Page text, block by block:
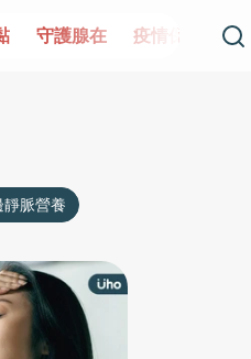
守護腺在 疫情保衛戰
脈營養